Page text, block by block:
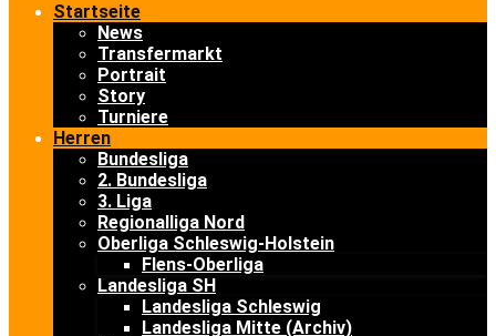
Startseite
News
Transfermarkt
Portrait
Story
Turniere
Herren
Bundesliga
2. Bundesliga
3. Liga
Regionalliga Nord
Oberliga Schleswig-Holstein
Flens-Oberliga
Landesliga SH
Landesliga Schleswig
Landesliga Mitte (Archiv)